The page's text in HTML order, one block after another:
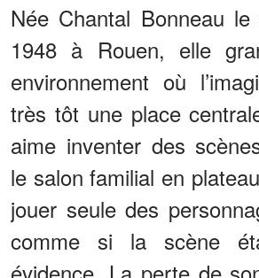
Née Chantal Bonneau
1948 à Rouen, elle
environnement où
très tôt une place
aime inventer des
le salon familial en
jouer seule des
comme si la scène